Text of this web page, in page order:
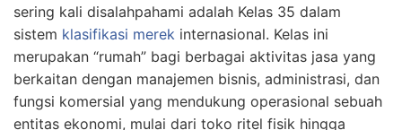
sering kali disalahpahami adalah Kelas 35 dalam
sistem klasifikasi merek internasional. Kelas ini
merupakan “rumah” bagi berbagai aktivitas jasa yang
berkaitan dengan manajemen bisnis, administrasi, dan
fungsi komersial yang mendukung operasional sebuah
entitas ekonomi, mulai dari toko ritel fisik hingga